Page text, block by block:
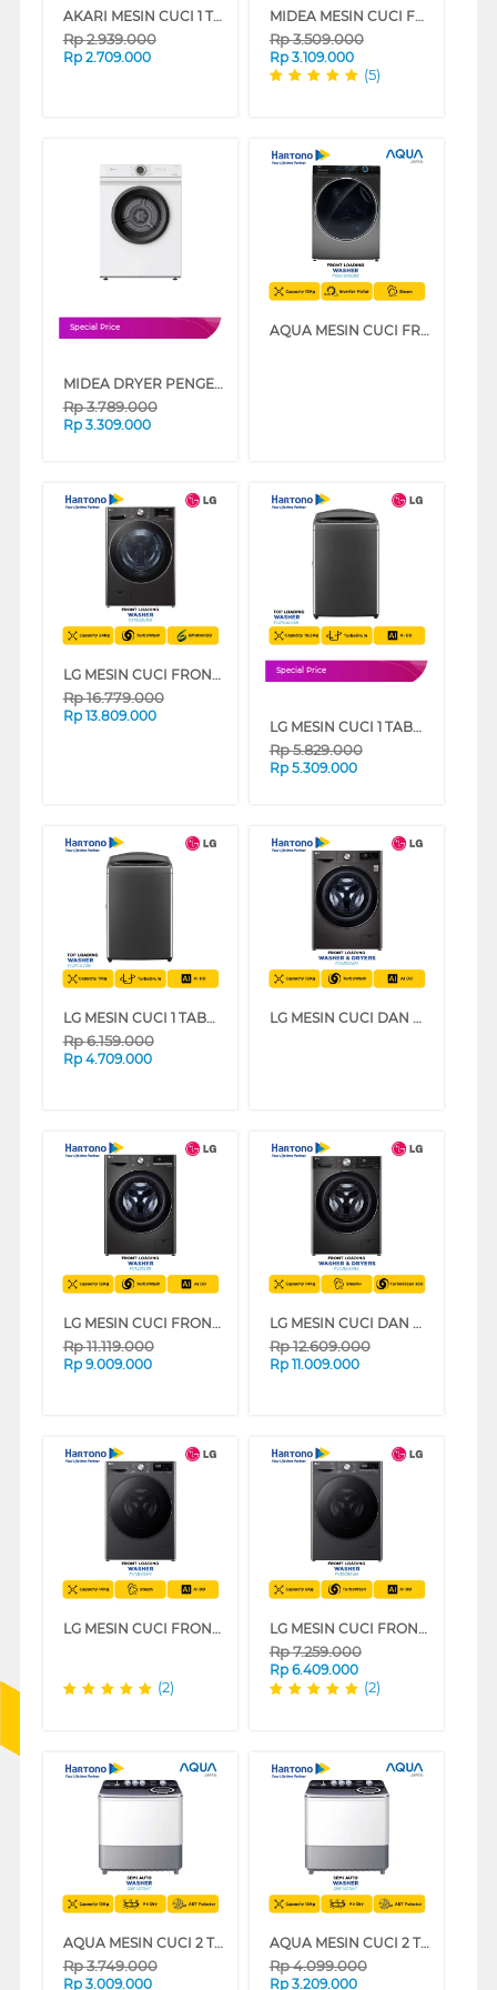
AKARI MESIN CUCI 1 TABUNG TOP LOAD WASHER 9 KG WMT1199
Rp2.939.000
Rp 2.709.000
MIDEA MESIN CUCI FRONT LOADING WASHER 7.5 KG MF100W75
Rp3.509.000
Rp 3.109.000
(5)
Special Price
MIDEA DRYER PENGERING ELECTRIC DRYER 7 KG MD100A70
Rp3.789.000
Rp 3.309.000
AQUA MESIN CUCI FRONT LOADING WASHER 15 KG FQW-1580BS
LG MESIN CUCI FRONT LOADING WASHER 24 KG F2724SVRB
Rp16.779.000
Rp 13.809.000
Special Price
LG MESIN CUCI 1 TABUNG TOP LOAD WASHER 10.5 KG TV2110DV3B
Rp5.829.000
Rp 5.309.000
LG MESIN CUCI 1 TABUNG TOP LOAD WASHER 11 KG TV2111DV3B
Rp6.159.000
Rp 4.709.000
LG MESIN CUCI DAN DRYER PENGERING WASHER AND DRYERS 12 KG FV1412D4M
LG MESIN CUCI FRONT LOADING WASHER 12 KG FV1412S3B
Rp11.119.000
Rp 9.009.000
LG MESIN CUCI DAN DRYER PENGERING WASHER AND DRYERS 14 KG FV1414H2BA
Rp12.609.000
Rp 11.009.000
LG MESIN CUCI FRONT LOADING WASHER 14 KG FV1414S5M
(2)
LG MESIN CUCI FRONT LOADING WASHER 9 KG FV1209S4M
Rp7.259.000
Rp 6.409.000
(2)
AQUA MESIN CUCI 2 TABUNG SEMI AUTO WASHER 13 KG QW-1370HT
Rp3.749.000
Rp 3.009.000
AQUA MESIN CUCI 2 TABUNG SEMI AUTO WASHER 15 KG QW-1570HT
Rp4.099.000
Rp 3.209.000